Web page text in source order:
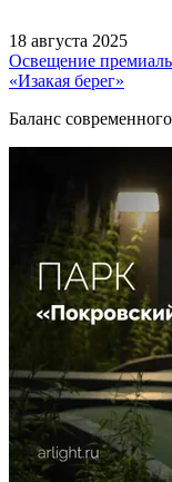
18 августа 2025
Освещение
«Изакая берег»
Баланс